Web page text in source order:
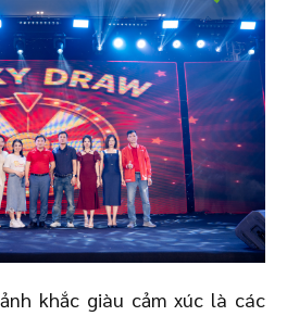
khắc giàu cảm xúc là các